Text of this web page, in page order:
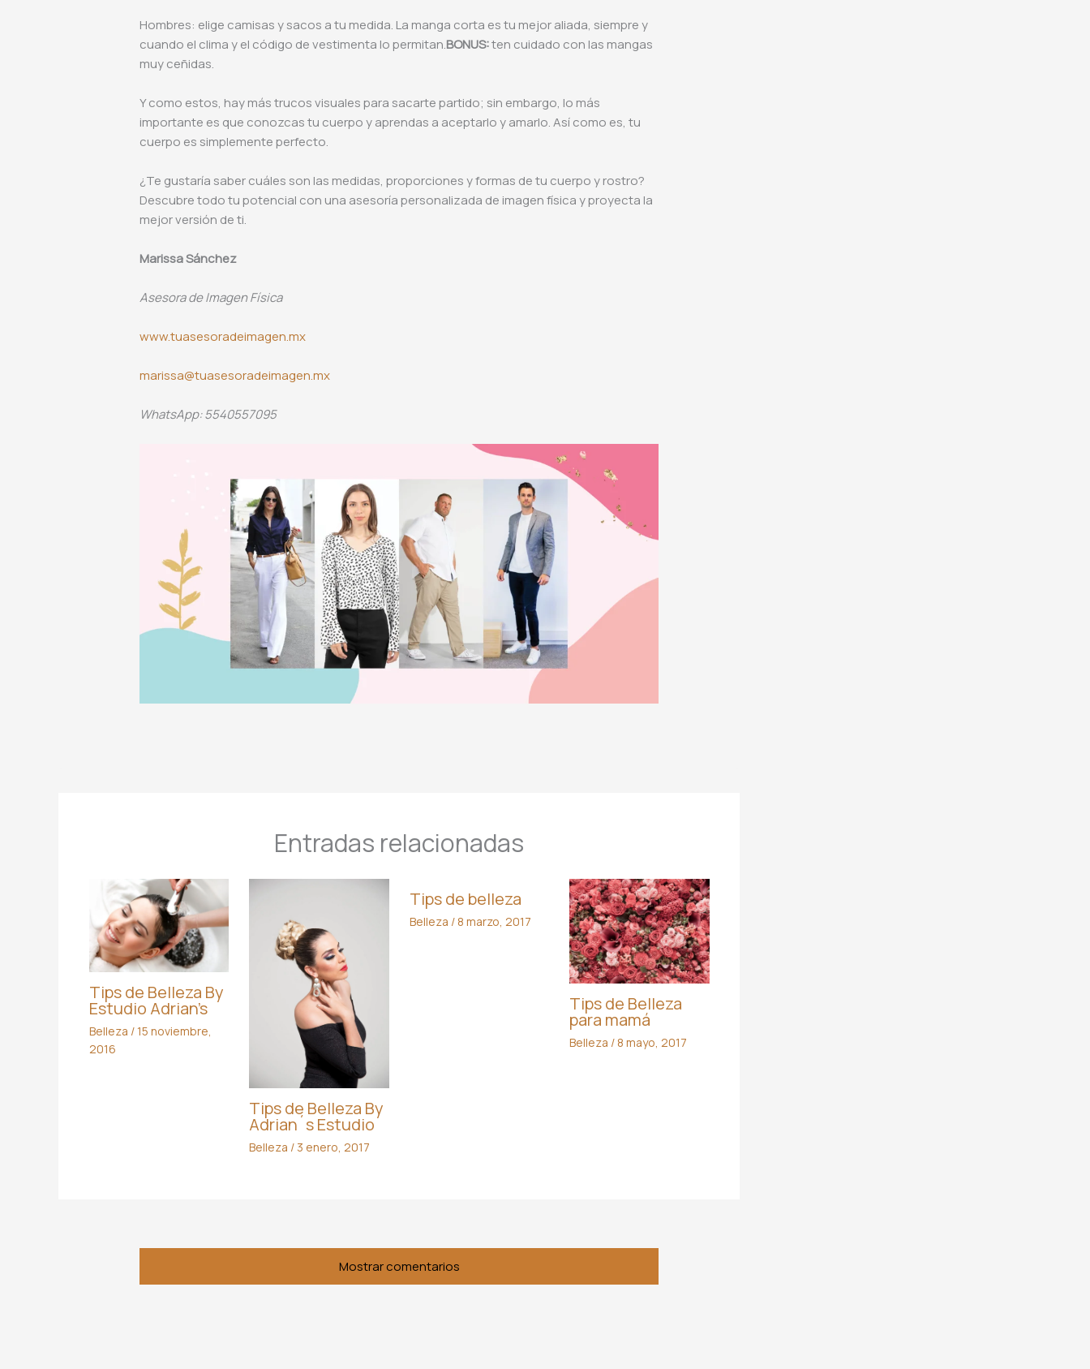
Hombres: elige camisas y sacos a tu medida. La manga corta es tu mejor aliada, siempre y
cuando el clima y el código de vestimenta lo permitan.BONUS:ten cuidado con las mangas
muy ceñidas.
Y como estos, hay más trucos visuales para sacarte partido; sin embargo, lo más
importante es que conozcas tu cuerpo y aprendas a aceptarlo y amarlo. Así como es, tu
cuerpo es simplemente perfecto.
¿Te gustaría saber cuáles son las medidas, proporciones y formas de tu cuerpo y rostro?
Descubre todo tu potencial con una asesoría personalizada de imagen física y proyecta la
mejor versión de ti.
Marissa Sánchez
Asesora de Imagen Física
www.tuasesoradeimagen.mx
marissa@tuasesoradeimagen.mx
WhatsApp: 5540557095
Entradas relacionadas
Tips de Belleza By
Estudio Adrian’s
Belleza /15 noviembre,
2016
Tips de Belleza By
Adrian´s Estudio
Belleza / 3 enero, 2017
Tips de belleza
Belleza / 8 marzo, 2017
Tips de Belleza
para mamá
Belleza / 8 mayo, 2017
Mostrar comentarios